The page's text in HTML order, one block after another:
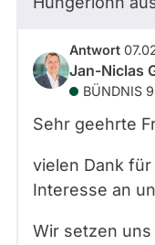
Antwort
Jan-Niclas
BÜNDNIS
Sehr geehrte
vielen Dank
Interesse an
Wir setzen